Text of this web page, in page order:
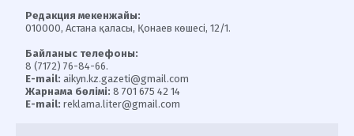
Редакция мекенжайы:
010000, Астана қаласы, Қонаев көшесі, 12/1.
Байланыс телефоны:
8 (7172) 76-84-66.
E-mail: aikyn.kz.gazeti@gmail.com
Жарнама бөлімі: 8 701 675 42 14
E-mail: reklama.liter@gmail.com